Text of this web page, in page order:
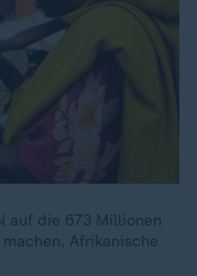
auf die 673 Millionen
Afrikanische